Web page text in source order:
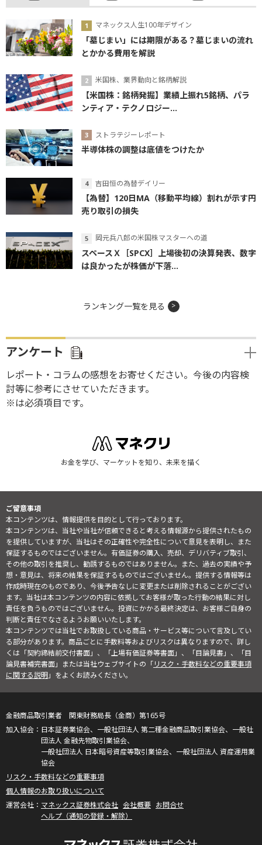
マネックス人生100年デザイン
「墓じまい」には期限がある？墓じまいの流れ
とかかる費用を解説
米国株、業界動向と銘柄解説
【米国株：銘柄発掘】業績上振れ5銘柄、パラ
ンティア・テクノロジー...
ストラテジーレポート
半導体株の調整は底値をつけたか
吉田恒の為替デイリー
【為替】120日MA（移動平均線）割れが示す円
売り取引の損失
岡元兵八郎の米国株マスターへの道
スペースＸ［SPCX］上場後初の決算発表、数字
は良かったが株価が下落...
ランキング一覧を見る
アンケート
レポート・コラムの感想をお寄せください。今後の内容検
討等に参考にさせていただきます。
※は必須項目です。
お金を学び、マーケットを知り、未来を描く
ご留意事項
本コンテンツは、情報提供を目的として行っております。
本コンテンツは、当社や当社が信頼できると考える情報源から提供されたもの
を提供していますが、当社はその正確性や完全性について意見を表明し、また
保証するものではございません。有価証券の購入、売却、デリバティブ取引、
その他の取引を推奨し、勧誘するものではありません。また、過去の実績や予
想・意見は、将来の結果を保証するものではございません。提供する情報等は
作成時現在のものであり、今後予告なしに変更または削除されることがござい
ます。当社は本コンテンツの内容に依拠してお客様が取った行動の結果に対し
責任を負うものではございません。投資にかかる最終決定は、お客様ご自身の
判断と責任でなさるようお願いいたします。
本コンテンツでは当社でお取扱している商品・サービス等について言及してい
る部分があります。商品ごとに手数料等およびリスクは異なりますので、詳し
くは「契約締結前交付書面」、「上場有価証券等書面」、「目論見書」、「目
論見書補完書面」または当社ウェブサイトの「リスク・手数料などの重要事項
に関する説明」をよくお読みください。
金融商品取引業者 関東財務局長（金商）第165号
日本証券業協会、一般社団法人 第二種金融商品取引業協会、一般社
団法人 金融先物取引業協会、
一般社団法人 日本暗号資産等取引業協会、一般社団法人 資産運用業
協会
リスク・手数料などの重要事項
個人情報のお取り扱いについて
マネックス証券株式会社 会社概要 お問合せ
ヘルプ（通知の登録・解除）